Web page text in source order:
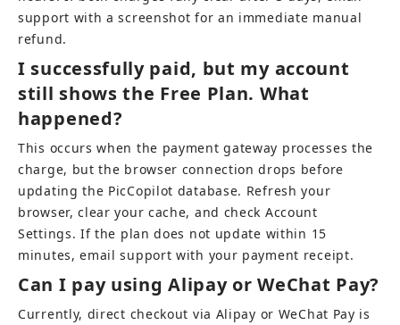
support with a screenshot for an immediate manual
refund.
I successfully paid, but my account
still shows the Free Plan. What
happened?
This occurs when the payment gateway processes the
charge, but the browser connection drops before
updating the PicCopilot database. Refresh your
browser, clear your cache, and check Account
Settings. If the plan does not update within 15
minutes, email support with your payment receipt.
Can I pay using Alipay or WeChat Pay?
Currently, direct checkout via Alipay or WeChat Pay is